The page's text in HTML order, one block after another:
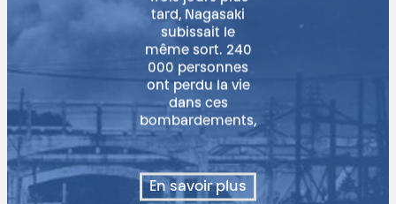
tard, Nagasaki
subissait le
même sort. 240
000 personnes
ont perdu la vie
dans ces
bombardements,
En savoir plus